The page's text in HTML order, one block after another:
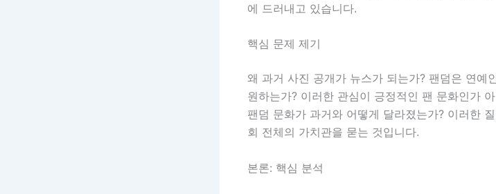
에 드러내고 있습니다.
핵심 문제 제기
왜 과거 사진 공개가 뉴스가 되는가? 팬덤은 연예
원하는가? 이러한 관심이 긍정적인 팬 문화인가
팬덤 문화가 과거와 어떻게 달라졌는가? 이러한
회 전체의 가치관을 묻는 것입니다.
본론: 핵심 분석